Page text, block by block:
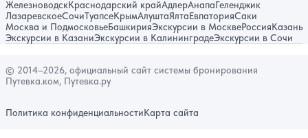
ЖелезноводскКраснодарский крайАдлерАнапаГеленджик
ЛазаревскоеСочиТуапсеКрымАлуштаЯлтаЕвпаторияСаки
Москва и ПодмосковьеБашкирияЭкскурсии в МосквеРоссияКазань
Экскурсии в КазаниЭкскурсии в КалининградеЭкскурсии в Сочи
© 2014–2026, официальный сайт системы бронирования
Путевка.ком, Путевка.ру
Политика конфиденциальностиКарта сайта